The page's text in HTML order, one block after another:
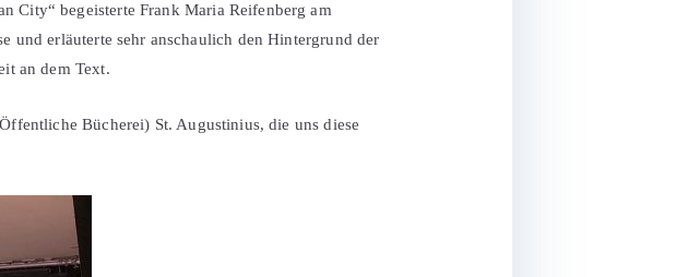
City“ begeisterte Frank Maria Reifenberg am
und erläuterte sehr anschaulich den Hintergrund der
an dem Text.
Bücherei) St. Augustinius, die uns diese